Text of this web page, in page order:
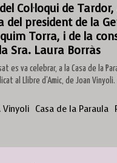
Col·loqui de
del president de la
Torra, i de la
Sra. Laura Borràs
es va celebrar, a la Casa de la
al Llibre d’Amic, de Joan
Vinyoli Casa de la Paraula